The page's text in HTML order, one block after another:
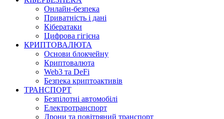
Онлайн-безпека
Приватність і дані
Кібератаки
Цифрова гігієна
КРИПТОВАЛЮТА
Основи блокчейну
Криптовалюта
Web3 та DeFi
Безпека криптоактивів
ТРАНСПОРТ
Безпілотні автомобілі
Електротранспорт
Дрони та повітряний транспорт